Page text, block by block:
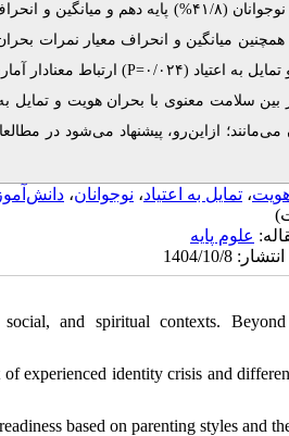
سن نوجوانان (۰/۹۴
میانگین و انحراف معیار نمرات بحران
به اعتیاد (۰/۰۲۴= P) ارتباط معنادار
بین سلامت معنوی با بحران هویت و تمایل
ازاین‌رو، پیشنهاد می‌شود در
، تمایل به اعتیاد، نوجوانان،
علوم پایه
and spiritual contexts.
identity crisis and
based on parenting styles and